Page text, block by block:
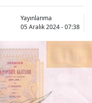
Yayınlanma
05 Aralık 2024 - 07:38